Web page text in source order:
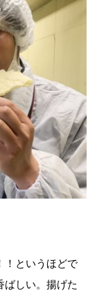
！というほどで
しい。揚げた